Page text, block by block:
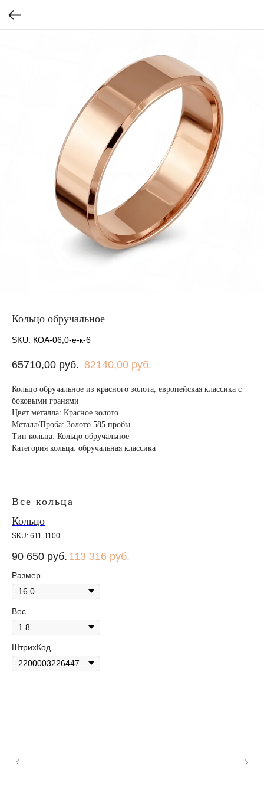
Кольцо обручальное
SKU: КОА-06,0-е-к-6
65710,00 руб. 82140,00 руб.
Кольцо обручальное из красного золота, европейская классика с
боковыми гранями
Цвет металла: Красное золото
Металл/Проба: Золото 585 пробы
Тип кольца: Кольцо обручальное
Категория кольца: обручальная классика
Все кольца
Кольцо
SKU: 611-1100
90 650 руб. 113 316 руб.
Размер
Вес
ШтрихКод